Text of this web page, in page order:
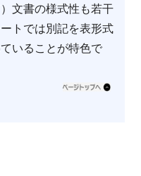
文書の様式性も若干
トでは別記を表形式
いることが特色で